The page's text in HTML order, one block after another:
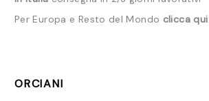
Per Europa e Resto del Mondo clicca qui
ORCIANI